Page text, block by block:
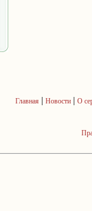
Главная | Новости| О